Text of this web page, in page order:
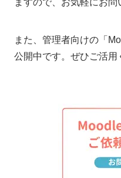
また、管理者向けの「
公開中です。ぜひご活用